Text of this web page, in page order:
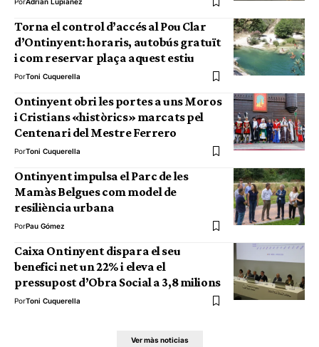
Torna el control d’accés al Pou Clar
d’Ontinyent: horaris, autobús gratuït
i com reservar plaça aquest estiu
PorToni Cuquerella
Ontinyent obri les portes a uns Moros
i Cristians «històrics» marcats pel
Centenari del Mestre Ferrero
PorToni Cuquerella
Ontinyent impulsa el Parc de les
Mamàs Belgues com model de
resiliència urbana
PorPau Gómez
Caixa Ontinyent dispara el seu
benefici net un 22% i eleva el
pressupost d’Obra Social a 3,8 milions
PorToni Cuquerella
Ver màs noticias